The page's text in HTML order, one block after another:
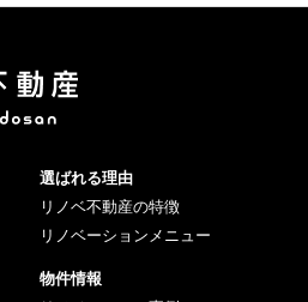
選ばれる理由
リノベ不動産の特徴
リノベーションメニュー
物件情報